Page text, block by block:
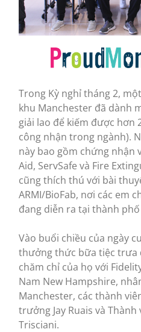
Trong Kỳ nghỉ tháng 2,
khu Manchester đã dành
giải lao để kiếm được hơn
công nhận trong ngành).
này bao gồm chứng nhận
Aid, ServSafe và Fire
cũng thích thú với bài
ARMI/BioFab, nơi các em
đang diễn ra tại thành
Vào buổi chiều của ngày
thưởng thức bữa tiệc trưa
chăm chỉ của họ với
Nam New Hampshire,
Manchester, các thành
trưởng Jay Ruais và Thành
Trisciani.